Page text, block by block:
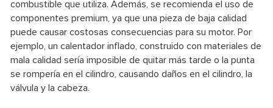
combustible que utiliza. Además, se recomienda el uso de
componentes premium, ya que una pieza de baja calidad
puede causar costosas consecuencias para su motor. Por
ejemplo, un calentador inflado, construido con materiales de
mala calidad sería imposible de quitar más tarde o la punta
se rompería en el cilindro, causando daños en el cilindro, la
válvula y la cabeza.